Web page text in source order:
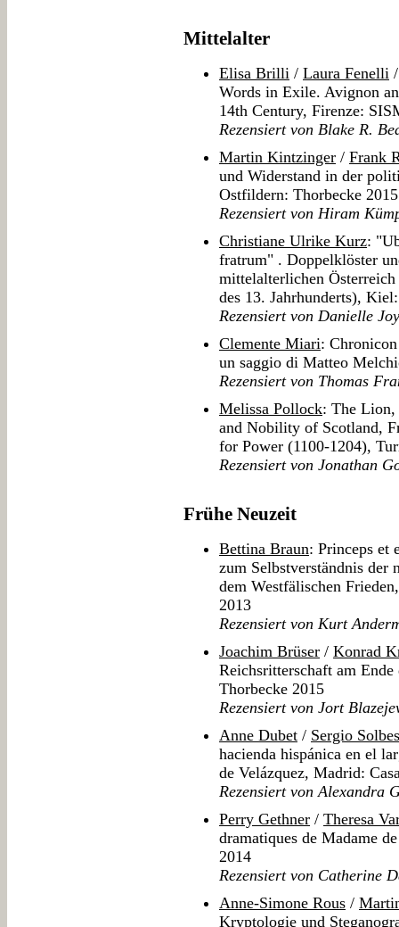
Mittelalter
Elisa Brilli / Laura Fenelli
Words in Exile. Avignon
14th Century, Firenze:
Rezensiert von Blake R.
Martin Kintzinger / Frank
und Widerstand in der
Ostfildern: Thorbecke 2015
Rezensiert von Hiram
Christiane Ulrike Kurz:
fratrum" . Doppelklöster
mittelalterlichen Österreich
des 13. Jahrhunderts),
Rezensiert von Danielle
Clemente Miari:
un saggio di Matteo
Rezensiert von Thomas
Melissa Pollock: The Lion,
and Nobility of Scotland,
for Power (1100-1204),
Rezensiert von Jonathan
Frühe Neuzeit
Bettina Braun: Princeps et
zum Selbstverständnis der
dem Westfälischen
2013
Rezensiert von Kurt
Joachim Brüser / Konrad
Reichsritterschaft am
Thorbecke 2015
Rezensiert von Jort
Anne Dubet / Sergio
hacienda hispánica en el
de Velázquez, Madrid:
Rezensiert von Alexandra
Perry Gethner / Theresa
dramatiques de Madame
2014
Rezensiert von Catherine
Anne-Simone Rous /
Kryptologie und